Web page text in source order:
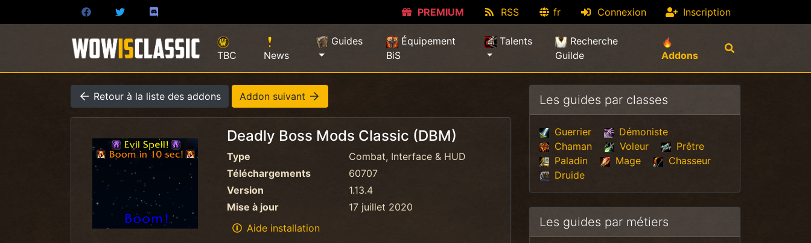
PREMIUM RSS fr Connexion Inscription
TBC News
Guides
Équipement
BiS
Talents
Recherche
Guilde
Addons(current)
Retour à la liste des addons Addon suivant
Deadly Boss Mods Classic (DBM)
Type
Combat, Interface & HUD
Téléchargements
60707
Version
1.13.4
Mise à jour
17 juillet 2020
Aide installation
Les guides par classes
Guerrier
Démoniste
Chaman
Voleur
Prêtre
Paladin
Mage
Chasseur
Druide
Les guides par métiers